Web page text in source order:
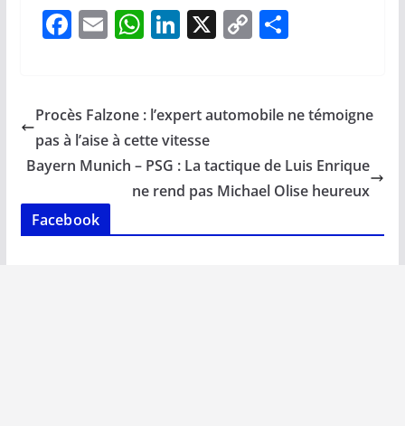
F
b
o
o
k
E
l
W
s
A
p
p
Li
e
dI
n
X C
y
n
k
P
g
Procès Falzone : l’expert automobile ne témoigne
pas à l’aise à cette vitesse
Bayern Munich – PSG : La tactique de Luis Enrique
ne rend pas Michael Olise heureux
Facebook